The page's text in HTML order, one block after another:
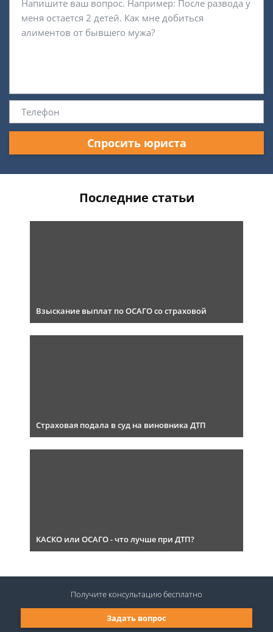
Спросить юриста
Последние статьи
Взыскание выплат по ОСАГО со страховой
Страховая подала в суд на виновника ДТП
КАСКО или ОСАГО - что лучше при ДТП?
Задать вопрос
Получите консультациюбесплатно